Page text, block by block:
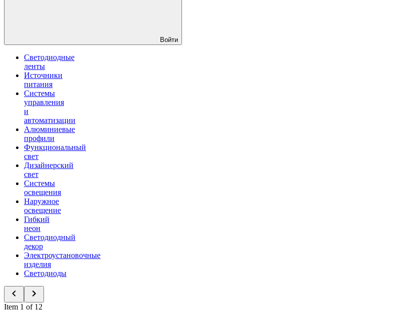
Войти
Светодиодные
ленты
Источники
питания
Системы
управления
и
автоматизации
Алюминиевые
профили
Функциональный
свет
Дизайнерский
свет
Системы
освещения
Наружное
освещение
Гибкий
неон
Светодиодный
декор
Электроустановочные
изделия
Светодиоды
Item 1 of 12